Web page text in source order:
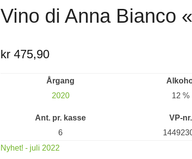
Vino di Anna Bianco
kr 475,90
Årgang
2020
12 %
Ant. pr. kasse
6
VP-nr.
Nyhet! - juli 2022